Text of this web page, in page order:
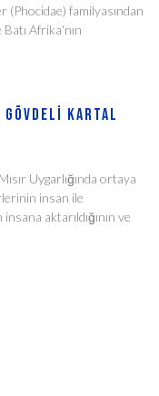
familyasından
Afrika‘nın
Gövdeli Kartal
Uygarlığında ortaya
insan ile
aktarıldığının ve